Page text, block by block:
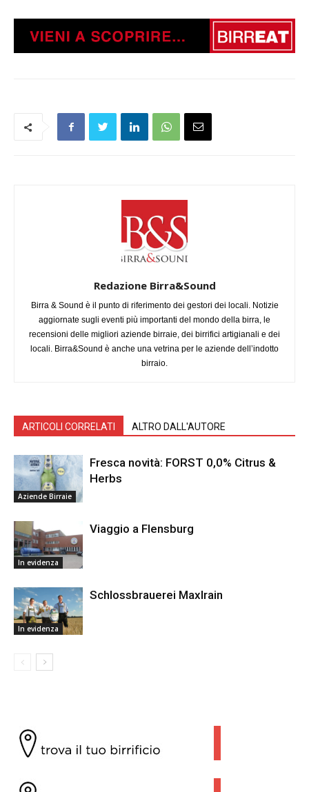
Redazione Birra&Sound
Birra & Sound è il punto di riferimento dei gestori dei locali. Notizie
aggiornate sugli eventi più importanti del mondo della birra, le
recensioni delle migliori aziende birraie, dei birrifici artigianali e dei
locali. Birra&Sound è anche una vetrina per le aziende dell’indotto
birraio.
ARTICOLI CORRELATI ALTRO DALL'AUTORE
Aziende Birraie
Fresca novità: FORST 0,0% Citrus &
Herbs
In evidenza
Viaggio a Flensburg
In evidenza
Schlossbrauerei Maxlrain